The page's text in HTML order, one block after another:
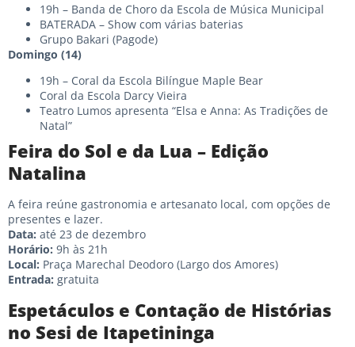
19h – Banda de Choro da Escola de Música Municipal
BATERADA – Show com várias baterias
Grupo Bakari (Pagode)
Domingo (14)
19h – Coral da Escola Bilíngue Maple Bear
Coral da Escola Darcy Vieira
Teatro Lumos apresenta “Elsa e Anna: As Tradições de
Natal”
Feira do Sol e da Lua – Edição
Natalina
A feira reúne gastronomia e artesanato local, com opções de
presentes e lazer.
Data: até 23 de dezembro
Horário: 9h às 21h
Local: Praça Marechal Deodoro (Largo dos Amores)
Entrada: gratuita
Espetáculos e Contação de Histórias
no Sesi de Itapetininga